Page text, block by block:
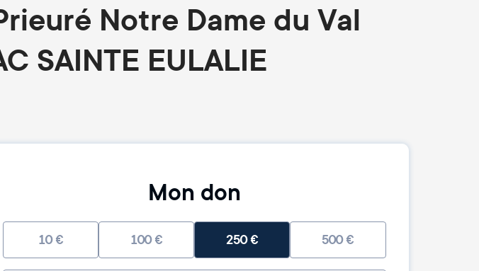
Notre Dame du Val
SAINTE EULALIE
Mon don
10€ 100€ 250€ 500€